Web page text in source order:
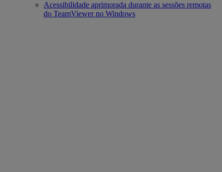
Acessibilidade aprimorada durante as sessões remotas
do TeamViewer no Windows